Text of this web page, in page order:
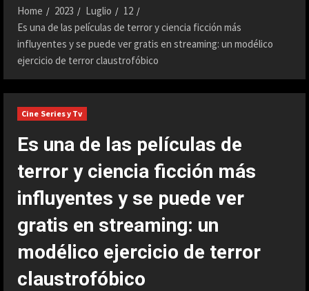
Home 2023 Luglio
12
Es una de las películas de terror y ciencia ficción más
influyentes y se puede ver gratis en streaming: un modélico
ejercicio de terror claustrofóbico
Cine Series y Tv
Es una de las películas de
terror y ciencia ficción más
influyentes y se puede ver
gratis en streaming: un
modélico ejercicio de terror
claustrofóbico